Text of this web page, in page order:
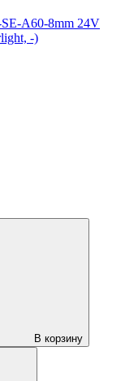
SE-A60-8mm 24V
-)
В корзину